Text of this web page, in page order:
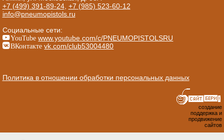
+7 (499) 391-89-24, +7 (985) 523-60-12
info@pneumopistols.ru
Социальные сети:
YouTube www.youtube.com/c/PNEUMOPISTOLSRU
ВКонтакте vk.com/club53004480
Политика в отношении обработки персональных данных
создание
поддержка и
продвижение
сайтов